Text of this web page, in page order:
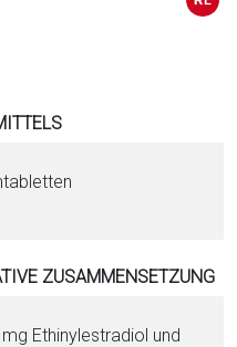
r
P
ZUSAMMENSETZUNG
Ethinyl­es­tra­diol und